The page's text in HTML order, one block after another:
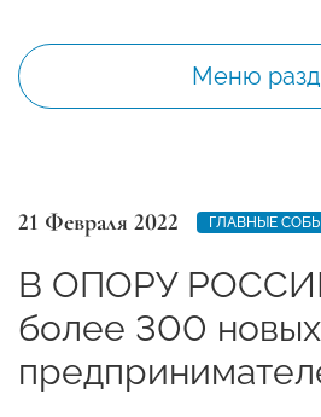
Меню
21 Февраля 2022 ГЛАВНЫЕ
В ОПОРУ
более 300 новых